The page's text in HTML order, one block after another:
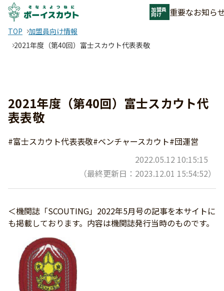
加盟員
向け 重要なお知ら
TOP
加盟員向け情報
2021年度（第40回）富士スカウト代表表敬
2021年度（第40回）富士スカウト代
表表敬
#富士スカウト代表表敬#ベンチャースカウト#団運営
2022.05.12 10:15:15
（最終更新日：2023.12.01 15:54:52）
＜機関誌「SCOUTING」2022年5月号の記事を本サイトに
も掲載しております。内容は機関誌発行当時のものです。